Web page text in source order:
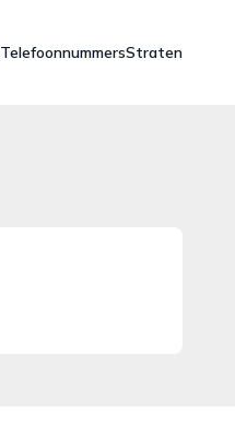
TelefoonnummersStraten